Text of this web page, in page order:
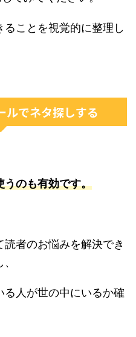
ことを視覚的に整理し
ルでネタ探しする
うのも有効です。
読者のお悩みを解決でき
人が世の中にいるか確